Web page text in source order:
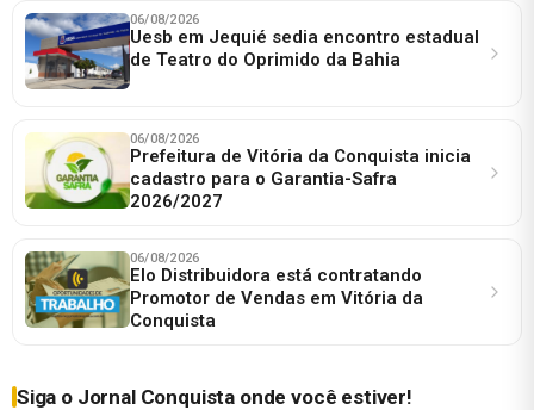
06/08/2026
Uesb em Jequié sedia encontro estadual
de Teatro do Oprimido da Bahia
06/08/2026
Prefeitura de Vitória da Conquista inicia
cadastro para o Garantia-Safra
2026/2027
06/08/2026
Elo Distribuidora está contratando
Promotor de Vendas em Vitória da
Conquista
Siga o Jornal Conquista onde você estiver!